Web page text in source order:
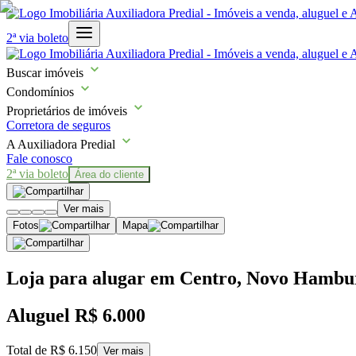
2ª via boleto
Buscar imóveis
Condomínios
Proprietários de imóveis
Corretora de seguros
A Auxiliadora Predial
Fale conosco
2ª via boleto Área do cliente
Ver mais
Fotos
Mapa
Loja para alugar em Centro, Novo
Aluguel R$ 6.000
Total de R$ 6.150 Ver mais